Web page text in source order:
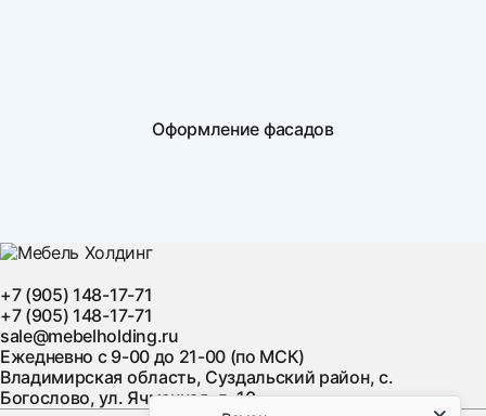
Оформление фасадов
+7 (905) 148-17-71
+7 (905) 148-17-71
sale@mebelholding.ru
Ежедневно с 9-00 до 21-00 (по МСК)
Владимирская область, Суздальский район, с.
Богослово, ул. Ячменная, д. 10